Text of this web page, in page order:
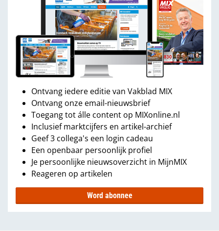
Ontvang iedere editie van Vakblad MIX
Ontvang onze email-nieuwsbrief
Toegang tot álle content op MIXonline.nl
Inclusief marktcijfers en artikel-archief
Geef 3 collega's een login cadeau
Een openbaar persoonlijk profiel
Je persoonlijke nieuwsoverzicht in MijnMIX
Reageren op artikelen
Word abonnee